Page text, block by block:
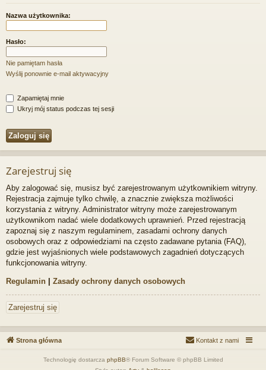
Nazwa użytkownika:
Hasło:
Nie pamiętam hasła
Wyślij ponownie e-mail aktywacyjny
Zapamiętaj mnie
Ukryj mój status podczas tej sesji
Zarejestruj się
Aby zalogować się, musisz być zarejestrowanym użytkownikiem witryny.
Rejestracja zajmuje tylko chwilę, a znacznie zwiększa możliwości
korzystania z witryny. Administrator witryny może zarejestrowanym
użytkownikom nadać wiele dodatkowych uprawnień. Przed rejestracją
zapoznaj się z naszym regulaminem, zasadami ochrony danych
osobowych oraz z odpowiedziami na często zadawane pytania (FAQ),
gdzie jest wyjaśnionych wiele podstawowych zagadnień dotyczących
funkcjonowania witryny.
Regulamin | Zasady ochrony danych osobowych
Zarejestruj się
Strona główna Kontakt z nami
Technologię dostarcza phpBB® Forum Software © phpBB Limited